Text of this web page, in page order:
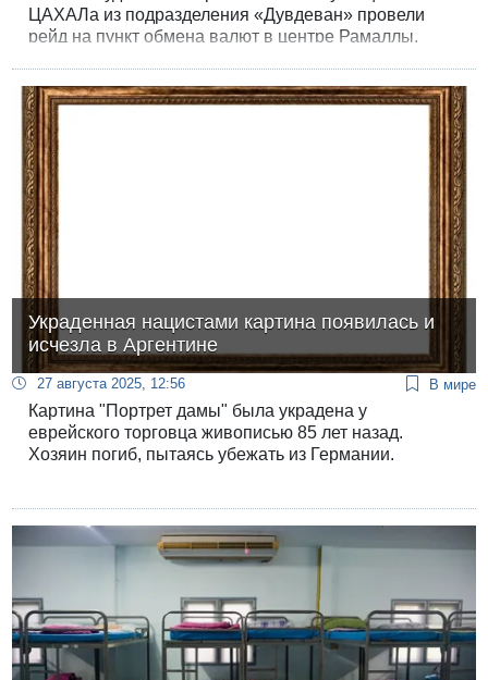
ЦАХАЛа из подразделения «Дувдеван» провели
рейд на пункт обмена валют в центре Рамаллы,
Украденная нацистами картина появилась и
исчезла в Аргентине
27 августа 2025, 12:56 В мире
Картина "Портрет дамы" была украдена у
еврейского торговца живописью 85 лет назад.
Хозяин погиб, пытаясь убежать из Германии.